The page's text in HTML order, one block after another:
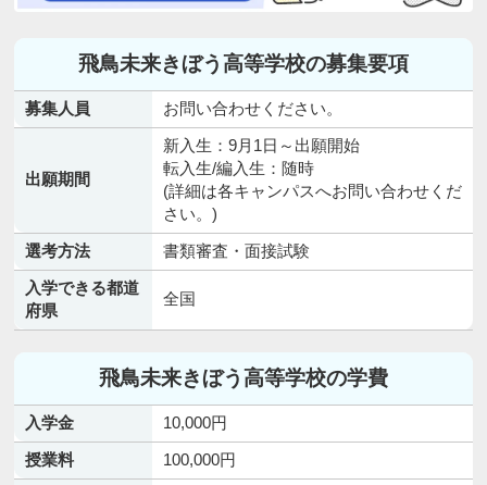
飛鳥未来きぼう高等学校の募集要項
募集人員 お問い合わせください。
出願期間
新入生：9月1日～出願開始
転入生/編入生：随時
(詳細は各キャンパスへお問い合わせくだ
さい。)
選考方法
書類審査・面接試験
入学できる都道
府県
全国
飛鳥未来きぼう高等学校の学費
入学金
10,000円
授業料
100,000円